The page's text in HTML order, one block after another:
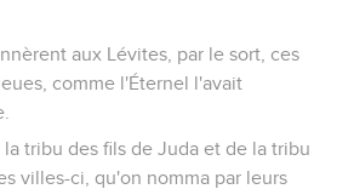
aux Lévites, par le sort, ces
comme l'Éternel l'avait
tribu des fils de Juda et de la tribu
villes-ci, qu'on nomma par leurs